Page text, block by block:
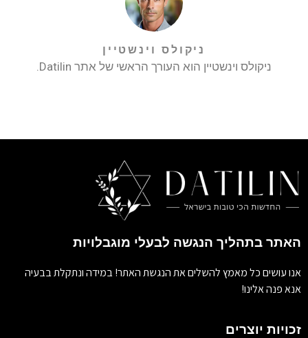
ניקולס וינשטיין
ניקולס וינשטיין הוא העורך הראשי של אתר Datilin.
האתר בתהליך הנגשה לבעלי מוגבלויות
אנו עושים כל מאמץ להשלים את הנגשת האתר! במידה ונתקלת בבעיה
אנא פנה אלינו!
זכויות יוצרים